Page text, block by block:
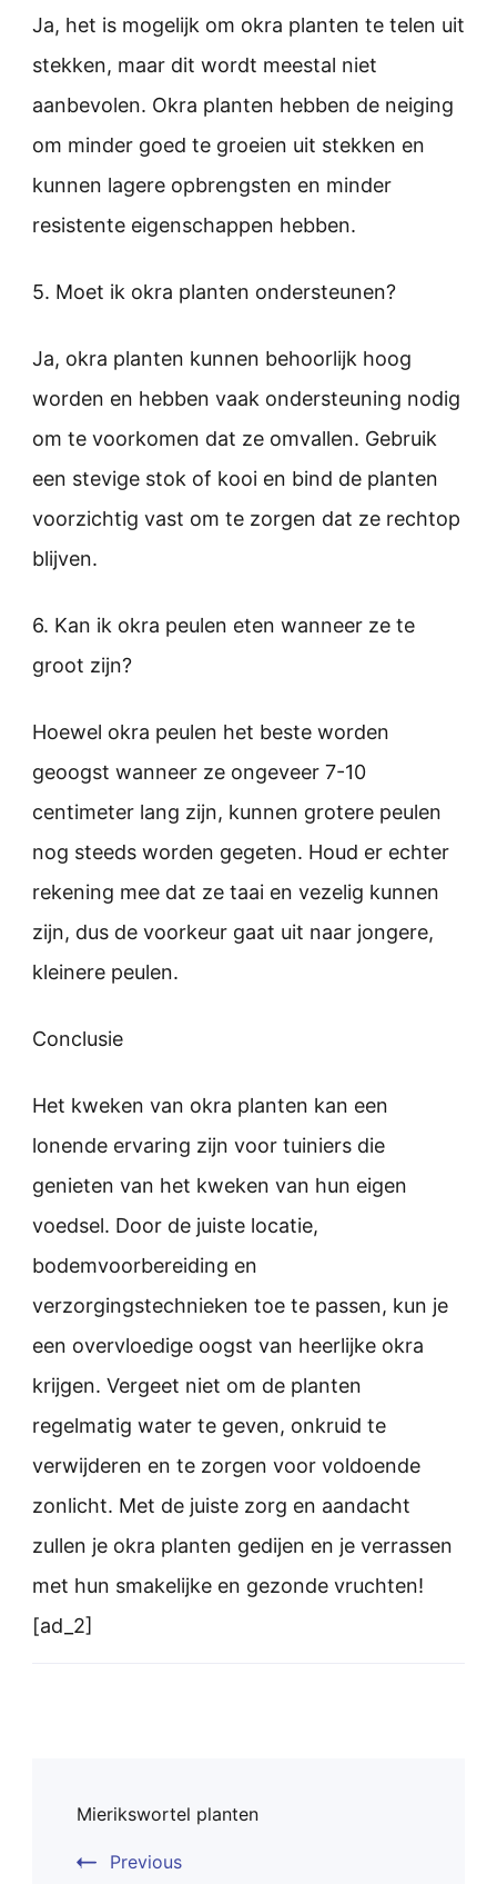
Ja, het is mogelijk om okra planten te telen uit
stekken, maar dit wordt meestal niet
aanbevolen. Okra planten hebben de neiging
om minder goed te groeien uit stekken en
kunnen lagere opbrengsten en minder
resistente eigenschappen hebben.
5. Moet ik okra planten ondersteunen?
Ja, okra planten kunnen behoorlijk hoog
worden en hebben vaak ondersteuning nodig
om te voorkomen dat ze omvallen. Gebruik
een stevige stok of kooi en bind de planten
voorzichtig vast om te zorgen dat ze rechtop
blijven.
6. Kan ik okra peulen eten wanneer ze te
groot zijn?
Hoewel okra peulen het beste worden
geoogst wanneer ze ongeveer 7-10
centimeter lang zijn, kunnen grotere peulen
nog steeds worden gegeten. Houd er echter
rekening mee dat ze taai en vezelig kunnen
zijn, dus de voorkeur gaat uit naar jongere,
kleinere peulen.
Conclusie
Het kweken van okra planten kan een
lonende ervaring zijn voor tuiniers die
genieten van het kweken van hun eigen
voedsel. Door de juiste locatie,
bodemvoorbereiding en
verzorgingstechnieken toe te passen, kun je
een overvloedige oogst van heerlijke okra
krijgen. Vergeet niet om de planten
regelmatig water te geven, onkruid te
verwijderen en te zorgen voor voldoende
zonlicht. Met de juiste zorg en aandacht
zullen je okra planten gedijen en je verrassen
met hun smakelijke en gezonde vruchten!
[ad_2]
Navigation
Mierikswortel planten
Previous